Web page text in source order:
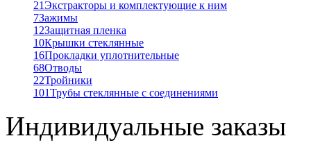
21Экстракторы и комплектующие к ним
7Зажимы
12Защитная пленка
10Крышки стеклянные
16Прокладки уплотнительные
68Отводы
22Тройники
101Трубы стеклянные с соединениями
Индивидуальные заказы